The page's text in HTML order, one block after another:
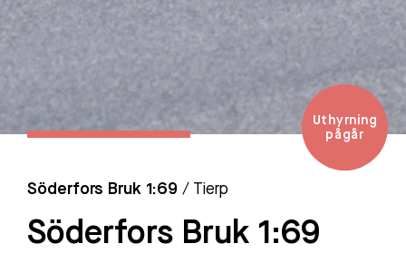
Uthyrning
pågår
Söderfors Bruk 1:69 / Tierp
Söderfors Bruk 1:69